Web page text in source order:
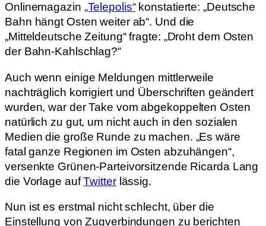
Onlinemagazin „Telepolis“konstatierte: „Deutsche
Bahn hängt Osten weiter ab“. Und die
„Mitteldeutsche Zeitung“ fragte: „Droht dem Osten
der Bahn-Kahlschlag?“
Auch wenn einige Meldungen mittlerweile
nachträglich korrigiert und Überschriften geändert
wurden, war der Take vom abgekoppelten Osten
natürlich zu gut, um nicht auch in den sozialen
Medien die große Runde zu machen. „Es wäre
fatal ganze Regionen im Osten abzuhängen“,
versenkte Grünen-Parteivorsitzende Ricarda Lang
die Vorlage aufTwitterlässig.
Nun ist es erstmal nicht schlecht, über die
Einstellung von Zugverbindungen zu berichten